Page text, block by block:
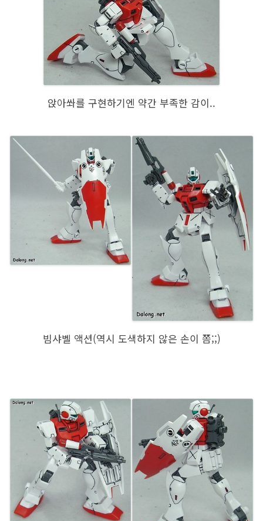
앉아쏴를 구현하기엔 약간 부족한 감이..
빔샤벨 액션(역시 도색하지 않은 손이 쫌;;)